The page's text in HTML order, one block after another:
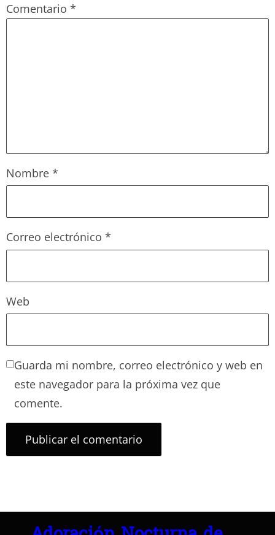
Comentario *
Nombre *
Correo electrónico *
Web
Guarda mi nombre, correo electrónico y web en
este navegador para la próxima vez que
comente.